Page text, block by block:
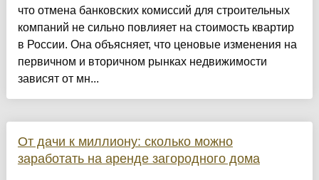
что отмена банковских комиссий для строительных
компаний не сильно повлияет на стоимость квартир
в России. Она объясняет, что ценовые изменения на
первичном и вторичном рынках недвижимости
зависят от мн...
От дачи к миллиону: сколько можно
заработать на аренде загородного дома